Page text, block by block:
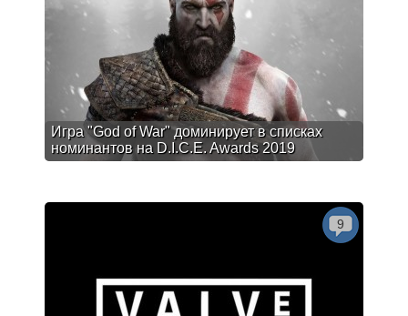
Игра "God of War" доминирует в списках
номинантов на D.I.C.E. Awards 2019
9